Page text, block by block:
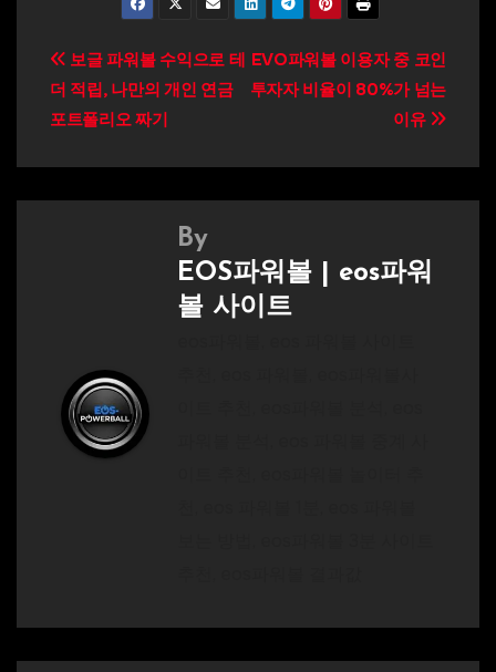
글
탐
EVO파워볼 이용자 중 코인
투자자 비율이 80%가 넘는
이유
보글 파워볼 수익으로 테
더 적립, 나만의 개인 연금
포트폴리오 짜기
By
EOS파워볼 | eos파워
볼 사이트